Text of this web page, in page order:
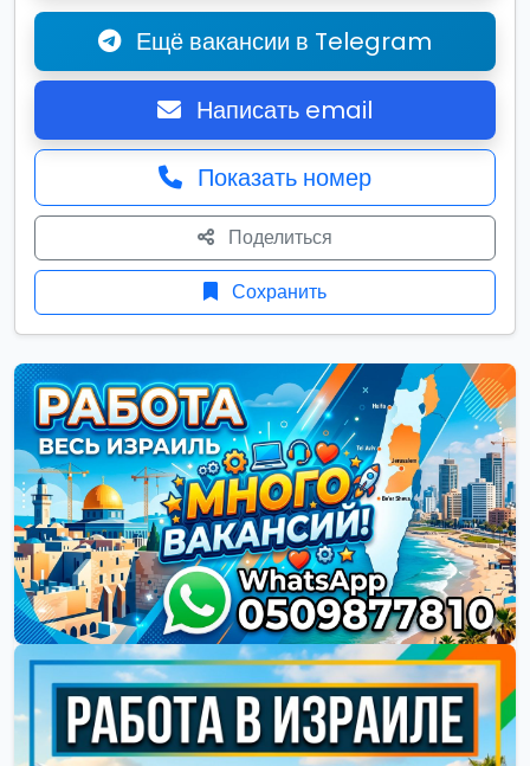
Ещё вакансии в Telegram
Написать email
Показать номер
Поделиться
Сохранить